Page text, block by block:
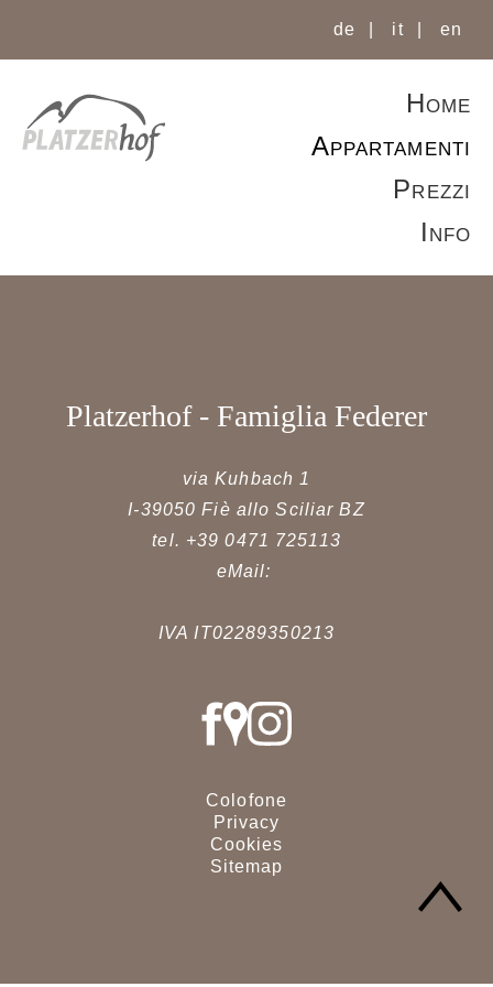
de it en
Home
Appartamenti
Appartamento A
Appartamento B
Appartamento C
Prezzi
Info
Per favore clicca qui:Home
Platzerhof- Famiglia Federer
via Kuhbach 1
I-39050Fiè allo Sciliar BZ
tel. +39 0471 725113
eMail:
IVA IT02289350213
Colofone
Privacy
Cookies
Sitemap